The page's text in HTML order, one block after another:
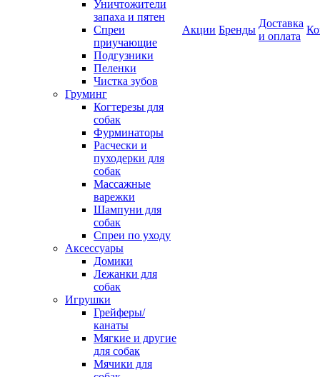
Уничтожители
запаха и пятен
Спреи
приучающие
Подгузники
Пеленки
Чистка зубов
Груминг
Когтерезы для
собак
Фурминаторы
Расчески и
пуходерки для
собак
Массажные
варежки
Шампуни для
собак
Спреи по уходу
Аксессуары
Домики
Лежанки для
собак
Игрушки
Грейферы/
канаты
Мягкие и другие
для собак
Мячики для
Акции Бренды
Доставка
и оплата